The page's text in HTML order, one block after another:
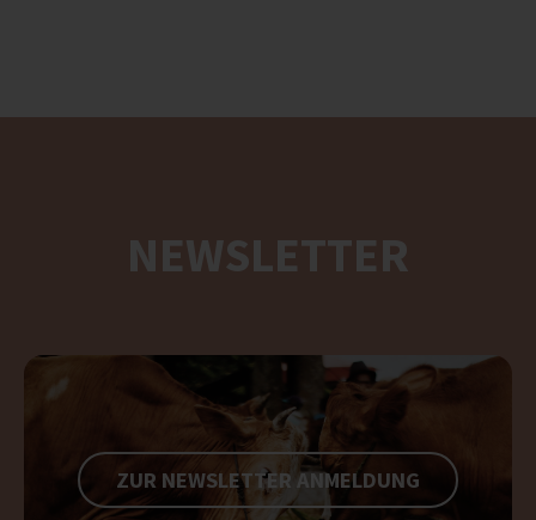
NEWSLETTER
ZUR NEWSLETTER ANMELDUNG